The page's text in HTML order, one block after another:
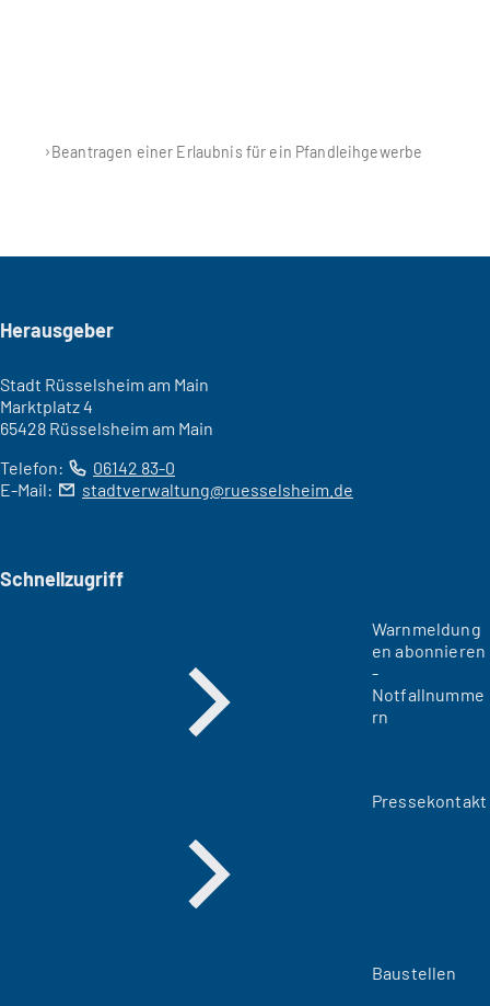
Beantragen einer Erlaubnis für ein Pfandleihgewerbe
Seitenfuß
Herausgeber
Stadt Rüsselsheim am Main
Marktplatz 4
65428 Rüsselsheim am Main
Telefon:
06142 83-0
E-Mail:
stadtverwaltung ruesselsheim de
Schnellzugriff
Warnmeldung
en abonnieren
-
Notfallnumme
rn
Pressekontakt
Baustellen